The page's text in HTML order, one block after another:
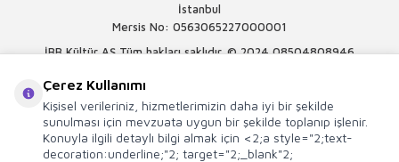
İstanbul
Mersis No: 0563065227000001
İBB Kültür AŞ Tüm hakları saklıdır. © 2024 08504808946
Çerez Kullanımı
Kişisel verileriniz, hizmetlerimizin daha iyi bir şekilde
sunulması için mevzuata uygun bir şekilde toplanıp işlenir.
Konuyla ilgili detaylı bilgi almak için <2;a style="2;text-
decoration:underline;"2; target="2;_blank"2;